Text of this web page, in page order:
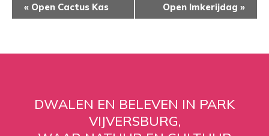
NAVIGATIE
« Open Cactus Kas Open Imkerijdag »
DWALEN EN BELEVEN IN PARK
VIJVERSBURG,